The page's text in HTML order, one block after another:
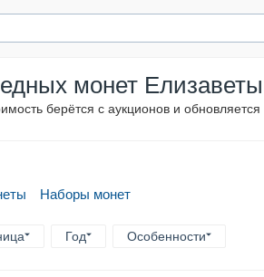
монет Елизаветы
берётся с аукционов и обновляется
Наборы монет
Год Особенности